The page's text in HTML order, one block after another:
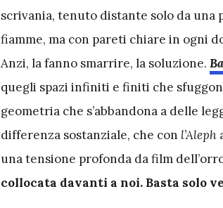
scrivania, tenuto distante solo da una
fiamme, ma con pareti chiare in ogni
Anzi, la fanno smarrire, la soluzione.
quegli spazi infiniti e finiti che
geometria che s’abbandona a delle
differenza sostanziale, che con l’Aleph
una tensione profonda da film
collocata davanti a noi. Basta solo